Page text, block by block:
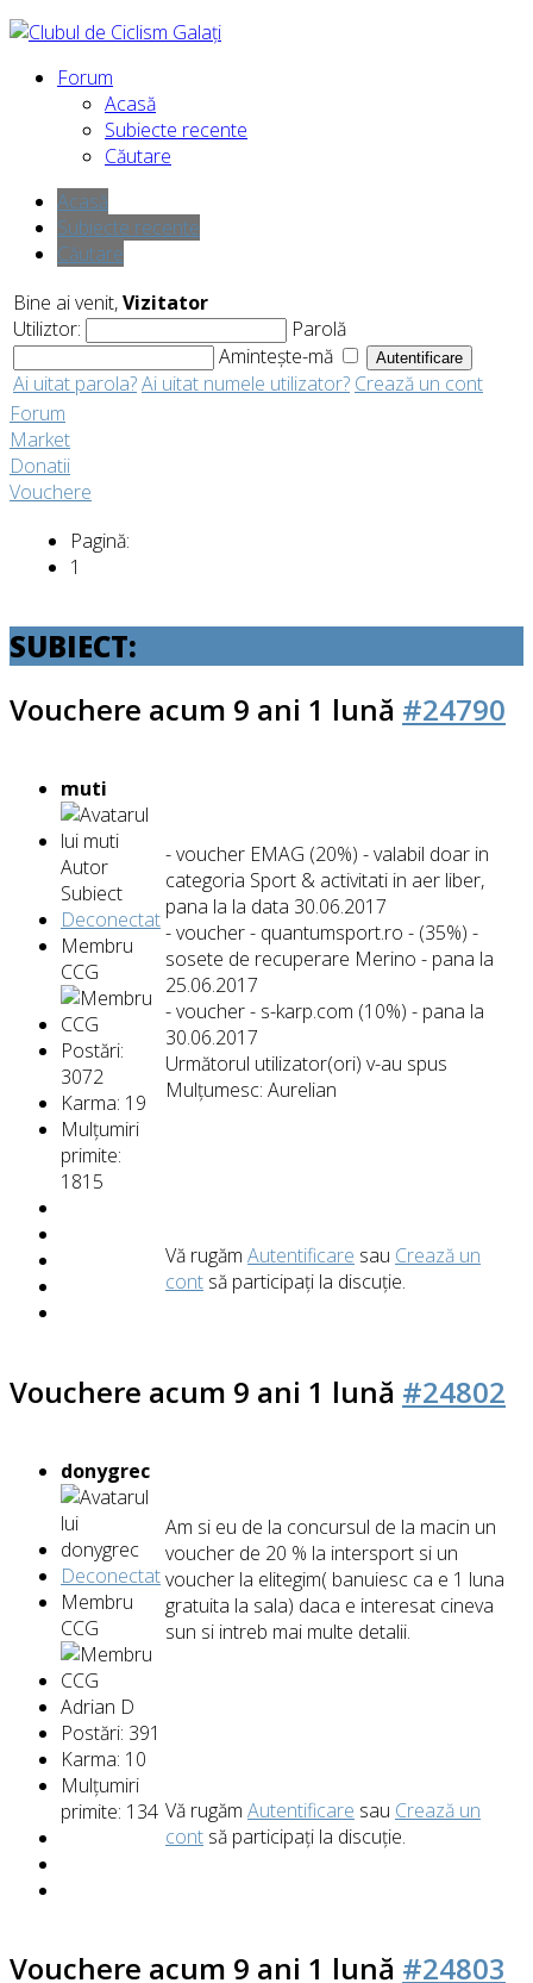
Forum
Acasă
Subiecte recente
Căutare
Acasă
Subiecte recente
Căutare
Bine ai venit,Vizitator
Utiliztor:
Parolă
Amintește-mă
Ai uitat parola?Ai uitat numele utilizator? Crează un cont
Forum
Market
Donatii
Vouchere
Pagină:
1
SUBIECT:
Vouchere acum 9 ani 1 lună #24790
muti
Autor
Subiect
Deconectat
Membru
CCG
Postări:
3072
Karma: 19
Mulțumiri
primite:
1815
- voucher EMAG (20%) - valabil doar in
categoria Sport & activitati in aer liber,
pana la la data 30.06.2017
- voucher - quantumsport.ro - (35%) -
sosete de recuperare Merino - pana la
25.06.2017
- voucher - s-karp.com (10%) - pana la
30.06.2017
Următorul utilizator(ori) v-au spus
Mulțumesc: Aurelian
Vă rugăm Autentificare sau Crează un
cont să participaţi la discuţie.
Vouchere acum 9 ani 1 lună #24802
donygrec
Deconectat
Membru
CCG
Adrian D
Postări: 391
Karma: 10
Mulțumiri
primite: 134
Am si eu de la concursul de la macin un
voucher de 20 % la intersport si un
voucher la elitegim( banuiesc ca e 1 luna
gratuita la sala) daca e interesat cineva
sun si intreb mai multe detalii.
Vă rugăm Autentificare sau Crează un
cont să participaţi la discuţie.
Vouchere acum 9 ani 1 lună #24803